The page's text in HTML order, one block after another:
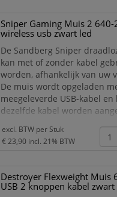
seconden veranderd om aan
voorkeuren te voldoen. De
DPI k
Sniper Gaming Muis 2 640-
wireless usb zwart led
De Sandberg Sniper
kan met of zonder kabel
worden, afhankelijk van uw
De muis wordt opgeladen
meegeleverde USB-kabel en
dezelfde kabel worden
optimale vrijheid.
excl. BTW per Stuk
€ 23,90 incl. 21% BTW
Destroyer Flexweight Muis
USB 2 knoppen kabel zwart